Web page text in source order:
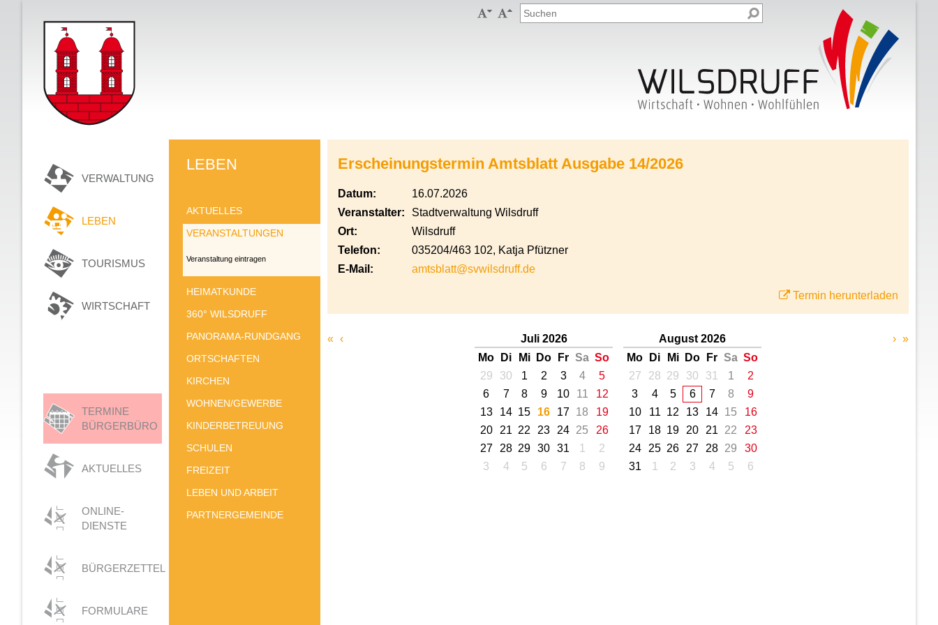
 
VERWALTUNG
LEBEN
TOURISMUS
WIRTSCHAFT
TERMINE
BÜRGERBÜRO
AKTUELLES
ONLINE-
DIENSTE
BÜRGERZETTEL
FORMULARE
LEBEN
AKTUELLES
VERANSTALTUNGEN
Veranstaltung eintragen
HEIMATKUNDE
360° WILSDRUFF
PANORAMA-RUNDGANG
ORTSCHAFTEN
KIRCHEN
WOHNEN/GEWERBE
KINDERBETREUUNG
SCHULEN
FREIZEIT
LEBEN UND ARBEIT
PARTNERGEMEINDE
Erscheinungstermin Amtsblatt Ausgabe 14/2026
Datum:
16.07.2026
Veranstalter:
Stadtverwaltung Wilsdruff
Ort:
Wilsdruff
Telefon:
035204/463 102, Katja Pfützner
E-Mail:
amtsblatt@svwilsdruff.de
Termin herunterladen
« ‹
Juli 2026
Mo
Di Mi Do Fr Sa So
29
30 1 2 3 4
5
6
7 8 9 10 11
12
13
14 15 16 17 18
19
20
21 22 23 24 25
26
27
28 29 30 31 1
2
3
4 5 6 7 8 9
August 2026
Mo
Di Mi Do Fr Sa So
27
28 29 30 31 1
2
3
4 5 6 7 8
9
10
11 12 13 14 15
16
17
18 19 20 21 22
23
24
25 26 27 28 29
30
31
1 2 3 4 5 6
› »